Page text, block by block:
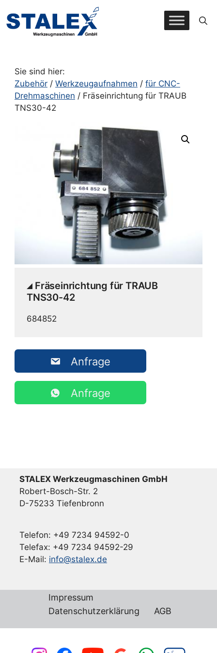
Inhalt
springen
Sie sind hier:
Zubehör / Werkzeugaufnahmen / für CNC-
Drehmaschinen / Fräseinrichtung für TRAUB
TNS30-42
Fräseinrichtung für TRAUB
TNS30-42
684852
Anfrage
Anfrage
STALEX Werkzeugmaschinen GmbH
Robert-Bosch-Str. 2
D-75233 Tiefenbronn
Telefon: +49 7234 94592-0
Telefax: +49 7234 94592-29
E-Mail: info@stalex.de
Impressum
Datenschutzerklärung
AGB